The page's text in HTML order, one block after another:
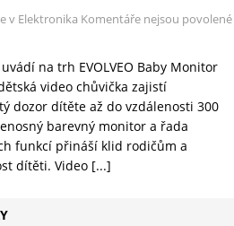
v Elektronika Komentáře nejsou povolené
uvádí na trh EVOLVEO Baby Monitor
video chůvička zajistí
dozor dítěte až do vzdálenosti 300
barevný monitor a řada
funkcí přináší klid rodičům a
dítěti. Video [...]